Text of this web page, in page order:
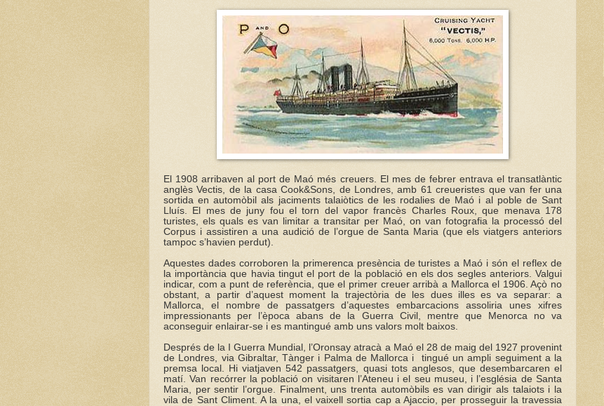
El 1908 arribaven al port de Maó més creuers. El mes de febrer entrava el transatlàntic
anglès Vectis, de la casa Cook&Sons, de Londres, amb 61 creueristes que van fer una
sortida en automòbil als jaciments talaiòtics de les rodalies de Maó i al poble de Sant
Lluís. El mes de juny fou el torn del vapor francès Charles Roux, que menava 178
turistes, els quals es van limitar a transitar per Maó, on van fotografia la processó del
Corpus i assistiren a una audició de l’orgue de Santa Maria (que els viatgers anteriors
tampoc s’havien perdut).
Aquestes dades corroboren la primerenca presència de turistes a Maó i són el reflex de
la importància que havia tingut el port de la població en els dos segles anteriors. Valgui
indicar, com a punt de referència, que el primer creuer arribà a Mallorca el 1906. Açò no
obstant, a partir d’aquest moment la trajectòria de les dues illes es va separar: a
Mallorca, el nombre de passatgers d’aquestes embarcacions assoliria unes xifres
impressionants per l’època abans de la Guerra Civil, mentre que Menorca no va
aconseguir enlairar-se i es mantingué amb uns valors molt baixos.
Després de la I Guerra Mundial, l’Oronsay atracà a Maó el 28 de maig del 1927 provenint
de Londres, via Gibraltar, Tànger i Palma de Mallorca i tingué un ampli seguiment a la
premsa local. Hi viatjaven 542 passatgers, quasi tots anglesos, que desembarcaren el
matí. Van recórrer la població on visitaren l’Ateneu i el seu museu, i l’església de Santa
Maria, per sentir l’orgue. Finalment, uns trenta automòbils es van dirigir als talaiots i la
vila de Sant Climent. A la una, el vaixell sortia cap a Ajaccio, per prosseguir la travessia